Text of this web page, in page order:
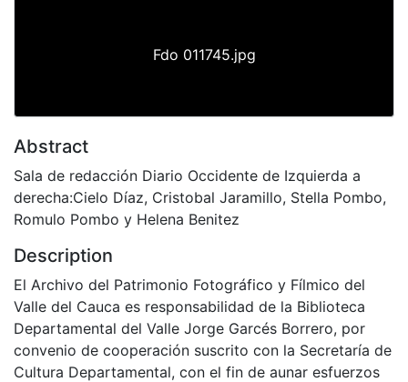
Fdo 011745.jpg
Abstract
Sala de redacción Diario Occidente de Izquierda a
derecha:Cielo Díaz, Cristobal Jaramillo, Stella Pombo,
Romulo Pombo y Helena Benitez
Description
El Archivo del Patrimonio Fotográfico y Fílmico del
Valle del Cauca es responsabilidad de la Biblioteca
Departamental del Valle Jorge Garcés Borrero, por
convenio de cooperación suscrito con la Secretaría de
Cultura Departamental, con el fin de aunar esfuerzos